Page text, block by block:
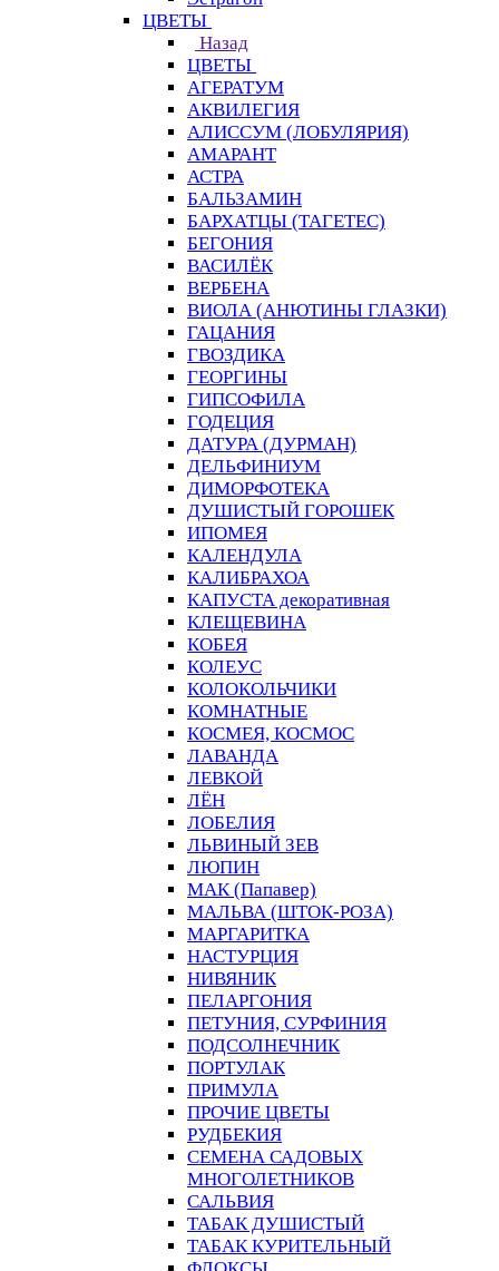
ЦВЕТЫ
Назад
ЦВЕТЫ
АГЕРАТУМ
АКВИЛЕГИЯ
АЛИССУМ (ЛОБУЛЯРИЯ)
АМАРАНТ
АСТРА
БАЛЬЗАМИН
БАРХАТЦЫ (ТАГЕТЕС)
БЕГОНИЯ
ВАСИЛЁК
ВЕРБЕНА
ВИОЛА (АНЮТИНЫ ГЛАЗКИ)
ГАЦАНИЯ
ГВОЗДИКА
ГЕОРГИНЫ
ГИПСОФИЛА
ГОДЕЦИЯ
ДАТУРА (ДУРМАН)
ДЕЛЬФИНИУМ
ДИМОРФОТЕКА
ДУШИСТЫЙ ГОРОШЕК
ИПОМЕЯ
КАЛЕНДУЛА
КАЛИБРАХОА
КАПУСТА декоративная
КЛЕЩЕВИНА
КОБЕЯ
КОЛЕУС
КОЛОКОЛЬЧИКИ
КОМНАТНЫЕ
КОСМЕЯ, КОСМОС
ЛАВАНДА
ЛЕВКОЙ
ЛЁН
ЛОБЕЛИЯ
ЛЬВИНЫЙ ЗЕВ
ЛЮПИН
МАК (Папавер)
МАЛЬВА (ШТОК-РОЗА)
МАРГАРИТКА
НАСТУРЦИЯ
НИВЯНИК
ПЕЛАРГОНИЯ
ПЕТУНИЯ, СУРФИНИЯ
ПОДСОЛНЕЧНИК
ПОРТУЛАК
ПРИМУЛА
ПРОЧИЕ ЦВЕТЫ
РУДБЕКИЯ
СЕМЕНА САДОВЫХ
МНОГОЛЕТНИКОВ
САЛЬВИЯ
ТАБАК ДУШИСТЫЙ
ТАБАК КУРИТЕЛЬНЫЙ